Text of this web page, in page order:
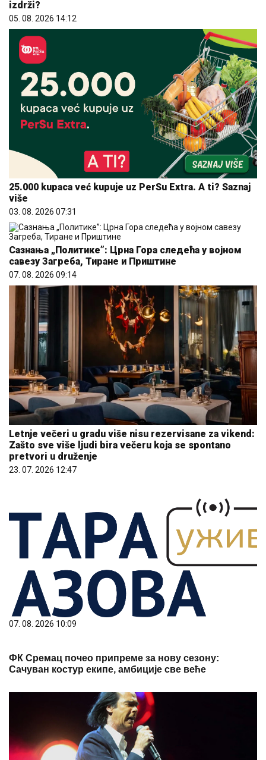
izdrži?
05. 08. 2026 14:12
25.000 kupaca već kupuje uz PerSu Extra. A ti? Saznaj
više
03. 08. 2026 07:31
Сазнања „Политике”: Црна Гора следећа у војном
савезу Загреба, Тиране и Приштине
07. 08. 2026 09:14
Letnje večeri u gradu više nisu rezervisane za vikend:
Zašto sve više ljudi bira večeru koja se spontano
pretvori u druženje
23. 07. 2026 12:47
07. 08. 2026 10:09
ФК Сремац почео припреме за нову сезону:
Сачуван костур екипе, амбиције све веће